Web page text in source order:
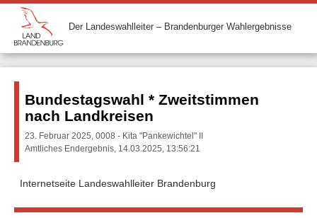
Der Landeswahlleiter – Brandenburger Wahlergebnisse
Bundestagswahl * Zweitstimmen
nach Landkreisen
23. Februar 2025, 0008 - Kita "Pankewichtel" II
Amtliches Endergebnis, 14.03.2025, 13:56:21
Internetseite Landeswahlleiter Brandenburg